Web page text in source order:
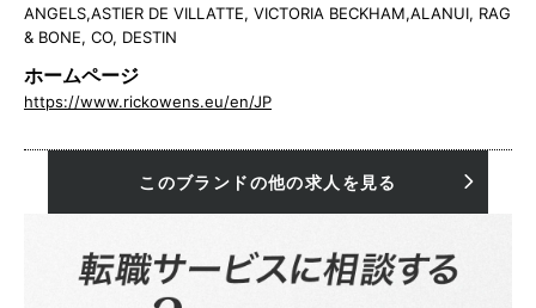
ANGELS,ASTIER DE VILLATTE, VICTORIA BECKHAM,ALANUI, RAG
& BONE, CO, DESTIN
ホームページ
https://www.rickowens.eu/en/JP
このブランドの他の求人を見る